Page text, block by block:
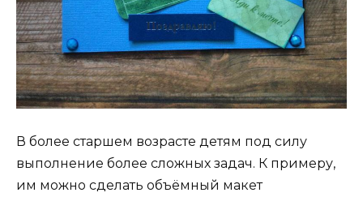
В более старшем возрасте детям под силу
выполнение более сложных задач. К примеру,
им можно сделать объёмный макет